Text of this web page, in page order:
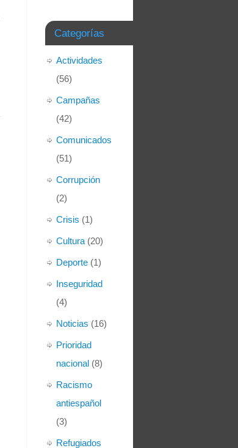
Categorías
Actividades
(56)
Campañas
(42)
Comunicados
(51)
Corrupción
(2)
Crisis (1)
Cultura (20)
Deporte (1)
Inseguridad
(4)
Noticias (16)
Prioridad
nacional (8)
Racismo
antiespañol
(3)
Refugiados